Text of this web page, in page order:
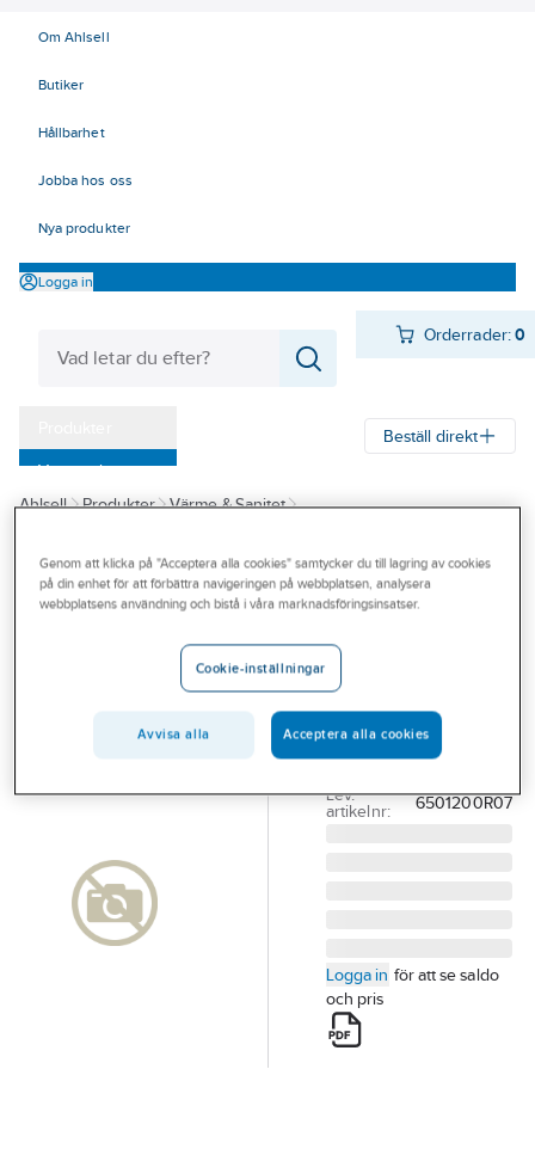
Om Ahlsell
Butiker
Hållbarhet
Jobba hos oss
Nya produkter
Logga in
Orderrader:0
Varumärken
Kampanjer
Outlet
Branscher
Beställ direkt
Ahlsell Produkter
Värme & Sanitet
Packningssats
Torr/Delugel
MOD DDX DN100
TILL DELUGE DROP
IN 250PSI
Lev.
artikelnr:
6501200R07
Logga in för att se saldo
och pris
Genom att klicka på "Acceptera alla cookies" samtycker du till lagring av cookies
på din enhet för att förbättra navigeringen på webbplatsen, analysera
webbplatsens användning och bistå i våra marknadsföringsinsatser.
Cookie-inställningar
Avvisa alla Acceptera alla cookies